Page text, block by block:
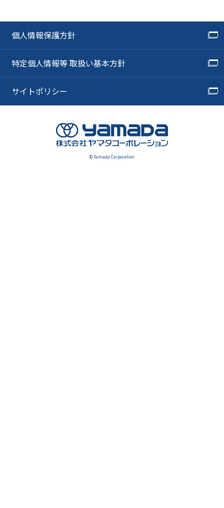
個人情報保護方針
特定個人情報等 取扱い基本方針
サイトポリシー
© Yamada Corporation